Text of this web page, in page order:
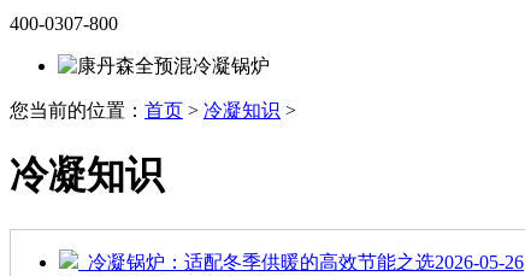
400-0307-800
您当前的位置： 首页 > 冷凝知识 >
冷凝知识
冷凝锅炉：适配冬季供暖的高效节能之选2026-05-26